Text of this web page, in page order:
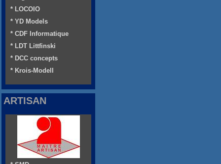
* LOCOIO
* YD Models
* CDF Informatique
* LDT Littfinski
* DCC concepts
* Krois-Modell
ARTISAN